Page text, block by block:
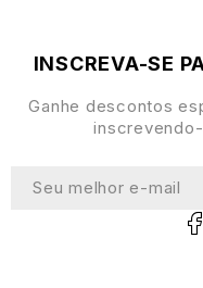
INSCREVA-SE
Ganhe descontos